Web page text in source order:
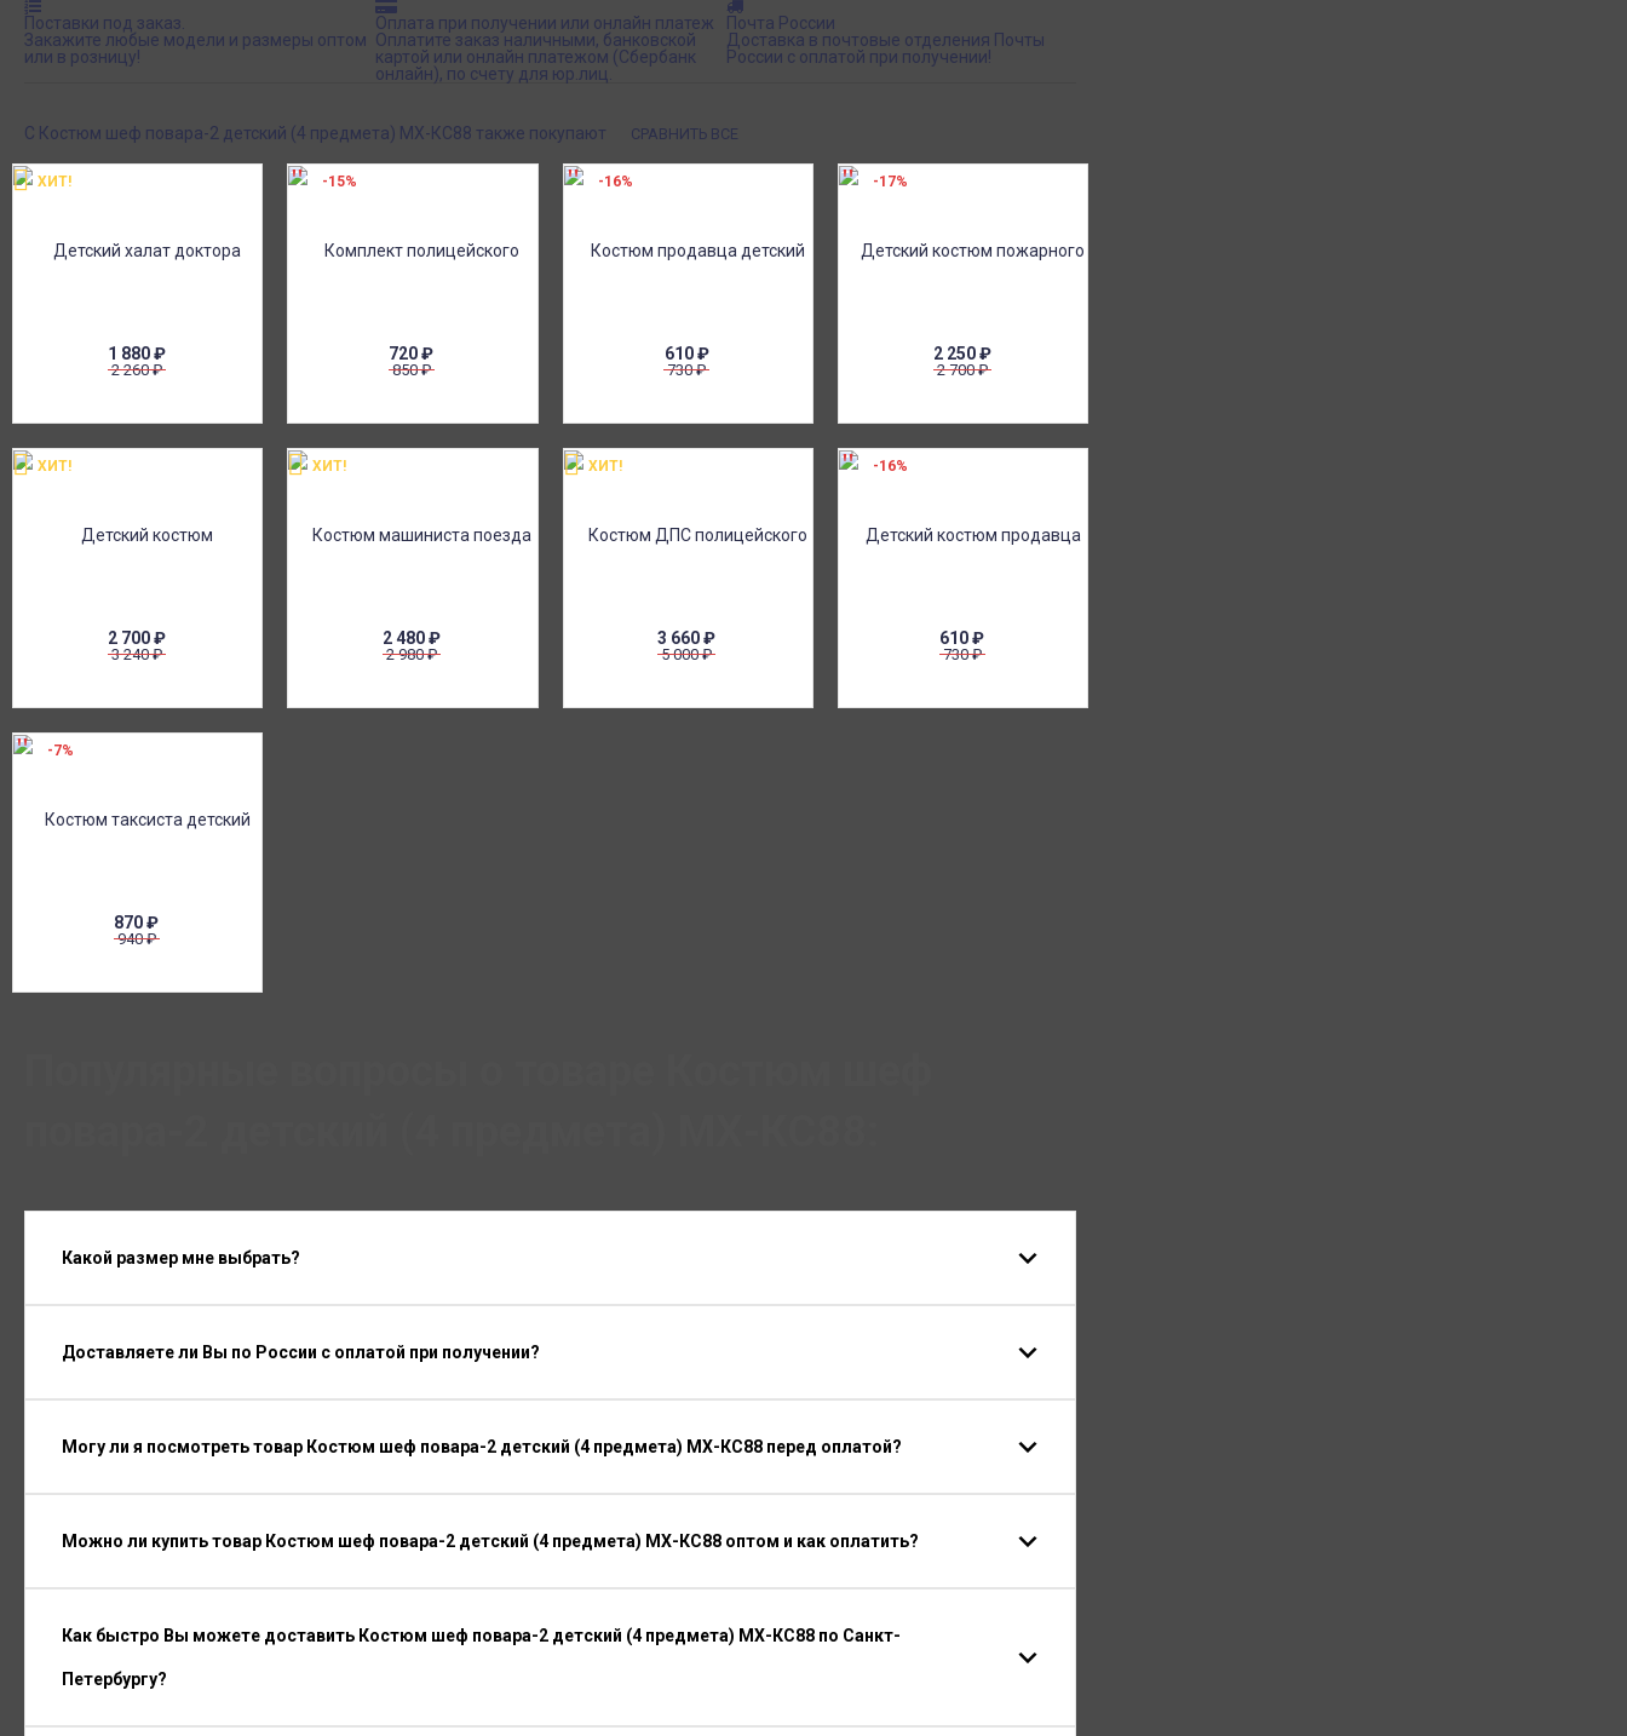
Поставки под заказ.
Закажите любые модели и размеры оптом
или в розницу!
Оплата при получении или онлайн платеж
Оплатите заказ наличными, банковской
картой или онлайн платежом (Сбербанк
онлайн), по счету для юр.лиц.
Почта России
Доставка в почтовые отделения Почты
России с оплатой при получении!
С Костюм шеф повара-2 детский (4 предмета) МХ-КС88 также покупают СРАВНИТЬ ВСЕ
1 880₽
2 260₽
ХИТ!
720₽
850₽
-15%
610₽
730₽
-16%
2 250₽
2 700₽
-17%
2 700₽
3 240₽
ХИТ!
2 480₽
2 980₽
ХИТ!
3 660₽
5 000₽
ХИТ!
610₽
730₽
-16%
870₽
940₽
-7%
Какой размер мне выбрать?
Доставляете ли Вы по России с оплатой при получении?
Могу ли я посмотреть товар Костюм шеф повара-2 детский (4 предмета) МХ-КС88 перед оплатой?
Можно ли купить товар Костюм шеф повара-2 детский (4 предмета) МХ-КС88 оптом и как оплатить?
Как быстро Вы можете доставить Костюм шеф повара-2 детский (4 предмета) МХ-КС88 по Санкт-
Петербургу?